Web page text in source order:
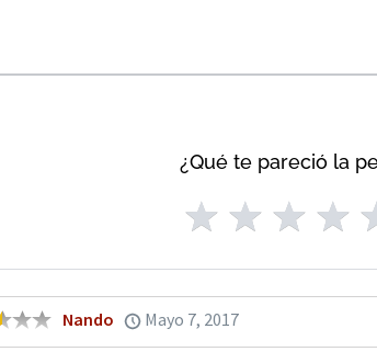
¿Qué te pareció la
Nando Mayo 7, 2017